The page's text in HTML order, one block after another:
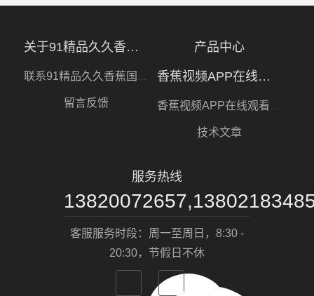
关于91精品久久香蕉国产线看观看软件
留言反馈
产品中心
香蕉视频APP在线观看视频
技术文章
服务热线
客服服务时段：周一至周日，8:30 -
20:30，节假日不休